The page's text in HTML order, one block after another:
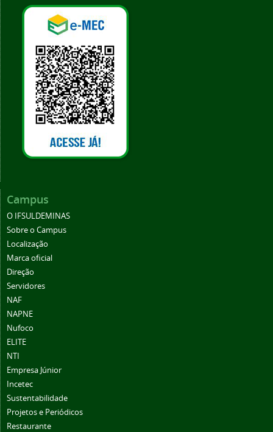
Campus
O IFSULDEMINAS
Sobre o Campus
Localização
Marca oficial
Direção
Servidores
NAF
NAPNE
Nufoco
ELITE
NTI
Empresa Júnior
Incetec
Sustentabilidade
Projetos e Periódicos
Restaurante